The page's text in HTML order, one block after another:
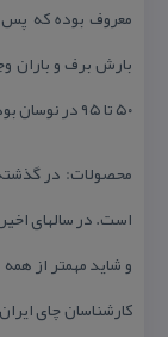
معروف بوده كه پس
بارش برف و باران
۵۰ تا ۹۵ در نوسان بوده و متوسط دمای هوا ۱۷ درجه سانتیگراد است.
محصولات: در
است. در سالهای
و شاید مهمتر از
كارشناسان چای